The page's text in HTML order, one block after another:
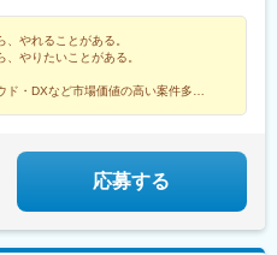
額には一律支給の住宅手当2万円を
※試用期間6ヵ月あり（期間中は月
に変更なし）【年収例】年収450
万円（経験3年入社）年収1100万円
、やれることがある。
、やりたいことがある。
・DXなど市場価値の高い案件多数
応募する